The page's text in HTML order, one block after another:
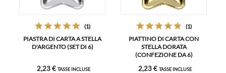
(1)
PIASTRA DI CARTA A STELLA
D'ARGENTO (SET DI 6)
2,23 € TASSE INCLUSE
(1)
PIATTINO DI CARTA CON
STELLA DORATA
(CONFEZIONE DA 6)
2,23 € TASSE INCLUSE